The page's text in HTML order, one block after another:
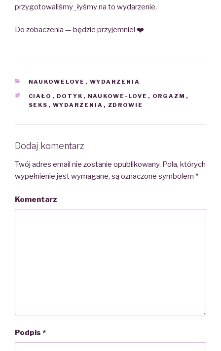
przygotowaliśmy_łyśmy na to wydarzenie.
Do zobaczenia — będzie przyjemnie! ❤️
CATEGORIES
NAUKOWELOVE , WYDARZENIA
TAGS
CIAŁO , DOTYK , NAUKOWE-LOVE , ORGAZM ,
SEKS , WYDARZENIA , ZDROWIE
Dodaj komentarz
Twój adres email nie zostanie opublikowany. Pola, których
wypełnienie jest wymagane, są oznaczone symbolem *
Komentarz
Podpis *